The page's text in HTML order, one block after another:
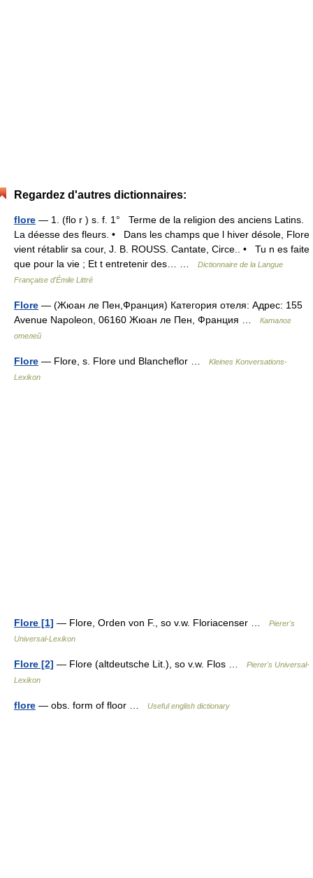
Regardez d'autres dictionnaires:
flore — 1. (flo r ) s. f. 1° Terme de la religion des anciens Latins.
La déesse des fleurs. • Dans les champs que l hiver désole, Flore
vient rétablir sa cour, J. B. ROUSS. Cantate, Circe.. • Tu n es faite
que pour la vie ; Et t entretenir des… …
Dictionnaire de la Langue
Française d'Émile Littré
Flore — (Жюан ле Пен,Франция) Категория отеля: Адрес: 155
Avenue Napoleon, 06160 Жюан ле Пен, Франция …
Каталог
отелей
Flore — Flore, s. Flore und Blancheflor …
Kleines Konversations-
Lexikon
Flore [1] — Flore, Orden von F., so v.w. Floriacenser …
Pierer's
Universal-Lexikon
Flore [2] — Flore (altdeutsche Lit.), so v.w. Flos …
Pierer's Universal-
Lexikon
flore — obs. form of floor … Useful english dictionary